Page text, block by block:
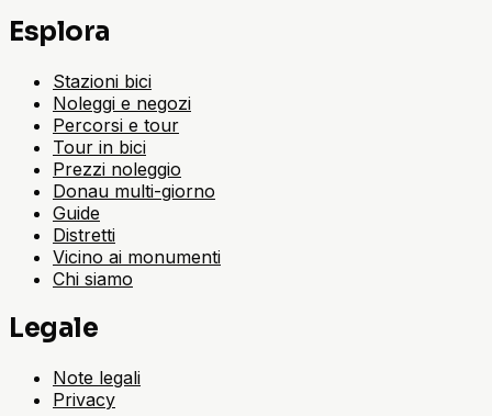
Esplora
Stazioni bici
Noleggi e negozi
Percorsi e tour
Tour in bici
Prezzi noleggio
Donau multi-giorno
Guide
Distretti
Vicino ai monumenti
Chi siamo
Legale
Note legali
Privacy